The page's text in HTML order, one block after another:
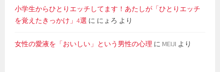
小学生からひとりエッチしてます！あたしが「ひとりエッチ
を覚えたきっかけ」4選 に にょろ より
女性の愛液を「おいしい」という男性の心理 に MEIJI より